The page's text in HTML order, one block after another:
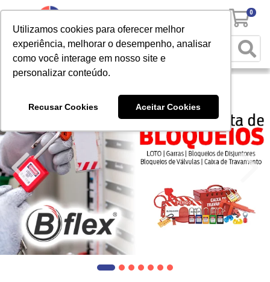
Utilizamos cookies para oferecer melhor
experiência, melhorar o desempenho, analisar
como você interage em nosso site e
personalizar conteúdo.
Recusar Cookies Aceitar Cookies
0